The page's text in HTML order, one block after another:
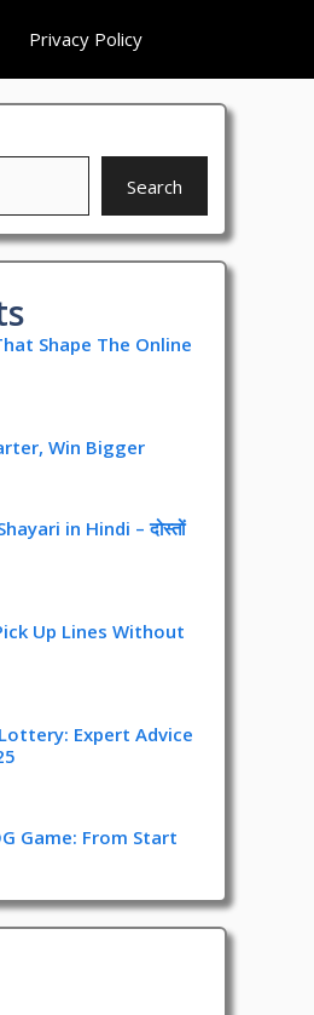
Privacy Policy
Search
Shape The Online
Win Bigger
in Hindi – दोस्तों
Up Lines Without
Expert Advice
Game: From Start